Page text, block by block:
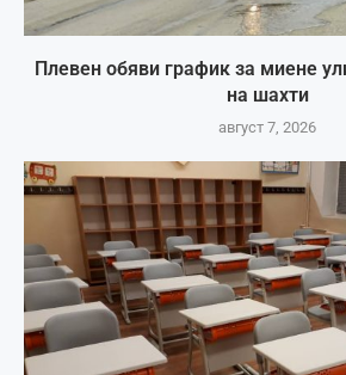
Плевен обяви график за миене
на шахти
август 7, 2026